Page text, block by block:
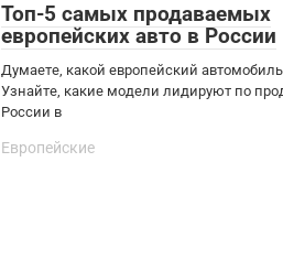
Топ-5 самых продаваемых
европейских авто в России
Думаете, какой европейский
Узнайте, какие модели лидируют по
России в
Европейские